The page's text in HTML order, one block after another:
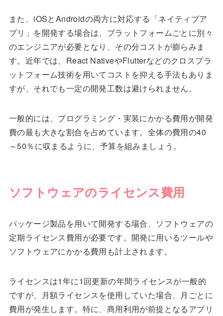
また、iOSとAndroidの両方に対応する「ネイティブア
プリ」を開発する場合は、プラットフォームごとに別々
のエンジニアが必要となり、その分コストが膨らみま
す。近年では、React NativeやFlutterなどのクロスプラ
ットフォーム技術を用いてコストを抑える手法もありま
すが、それでも一定の開発工数は避けられません。
一般的には、プログラミング・実装にかかる費用が開発
費の最も大きな割合を占めています。全体の費用の40
～50％に収まるように、予算を組みましょう。
ソフトウェアのライセンス費用
パッケージ製品を用いて開発する場合、ソフトウェアの
定期ライセンス費用が必要です。開発に用いるツールや
ソフトウェアにかかる費用も計上されます。
ライセンスは1年に1回更新の年間ライセンスが一般的
ですが、月額ライセンスを使用していた場合、月ごとに
費用が発生します。特に、商用利用が前提となるアプリ